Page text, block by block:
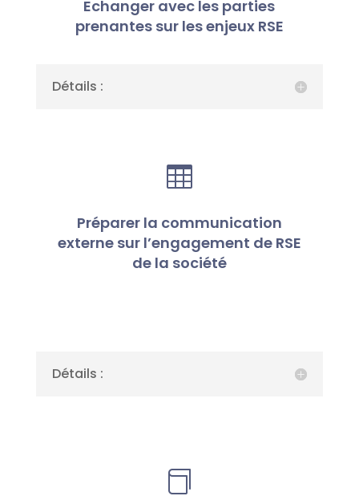
Echanger avec les parties
prenantes sur les enjeux RSE
Détails :

Préparer la communication
externe sur l’engagement de RSE
de la société
Détails :
